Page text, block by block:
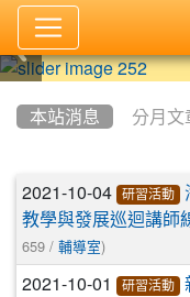
本站消息 分月文
文章列表
2021-10-04 研習活動
教學與發展巡迴講師
659 / 輔導室)
2021-10-01 研習活動